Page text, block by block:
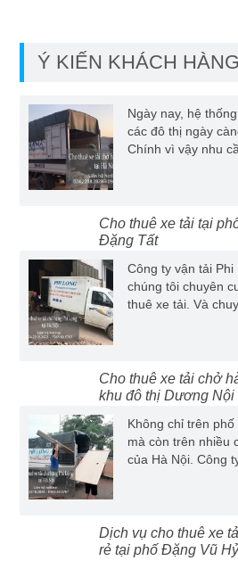
Ý KIẾN KHÁCH HÀNG
Ngày nay, hệ
các đô thị ngày
Chính vì vậy nhu
Cho thuê xe tải tại
Đặng Tất
Công ty vận tải Phi
chúng tôi chuyên
thuê xe tải. Và
Cho thuê xe tải chở
khu đô thị Dương Nội
Không chỉ trên
mà còn trên nhiều
của Hà Nội. Công
Dịch vụ cho thuê xe
rẻ tại phố Đặng Vũ Hỷ